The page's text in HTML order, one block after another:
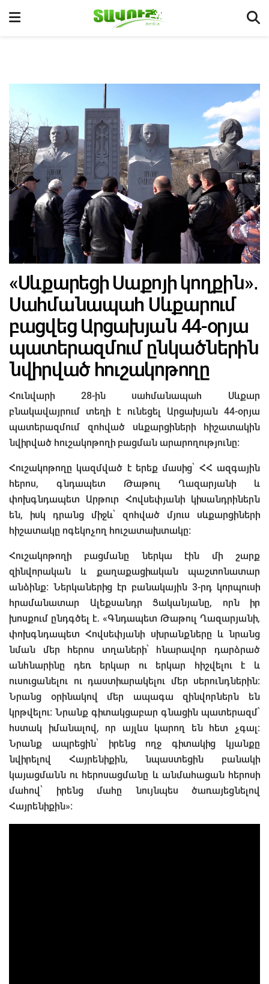
«Սևքարեցի Սաքոյի կողքին»․
Սահմանապահ Սևքարում
բացվեց Արցախյան 44-օրյա
պատերազմում ընկածներին
նվիրված հուշակոթողը
Հունվարի 28-ին սահմանապահ Սևքար
բնակավայրում տեղի է ունեցել Արցախյան 44-օրյա
պատերազմում զոհված սևքարցիների հիշատակին
նվիրված հուշակոթողի բացման արարողությունը:
Հուշակոթողը կազմված է երեք մասից՝ ՀՀ ազգային
հերոս, գնդապետ Թաթուլ Ղազարյանի և
փոխգնդապետ Արթուր Հովսեփյանի կիսանդրիներն
են, իսկ դրանց միջև՝ զոհված մյուս սևքարցիների
հիշատակը ոգեկոչող հուշատախտակը։
Հուշակոթողի բացմանը ներկա էին մի շարք
զինվորական և քաղաքացիական պաշտոնատար
անձինք։ Ներկաներից էր բանակային 3-րդ կորպուսի
հրամանատար Ալեքսանդր Ցականյանը, որն իր
խոսքում ընդգծել է․ «Գնդապետ Թաթուլ Ղազարյանի,
փոխգնդապետ Հովսեփյանի սխրանքները և նրանց
նման մեր հերոս տղաների՝ հնարավոր դարձրած
անհնարինը դեռ երկար ու երկար հիշվելու է և
ուսուցանելու ու դաստիարակելու մեր սերունդներին։
Նրանց օրինակով մեր ապագա զինվորներն են
կրթվելու։ Նրանք գիտակցաբար գնացին պատերազմ՝
հստակ իմանալով, որ այլևս կարող են հետ չգալ։
Նրանք ապրեցին՝ իրենց ողջ գիտակից կյանքը
նվիրելով Հայրենիքին, նպաստեցին բանակի
կայացմանն ու հերոսացմանը և անմահացան հերոսի
մահով՝ իրենց մահը նույնպես ծառայեցնելով
Հայրենիքին»։